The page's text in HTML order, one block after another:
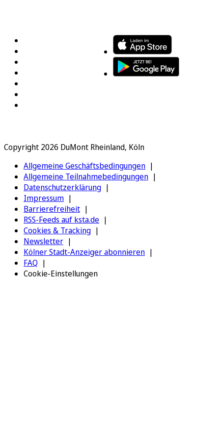
Copyright 2026 DuMont Rheinland, Köln
Allgemeine Geschäftsbedingungen
Allgemeine Teilnahmebedingungen
Datenschutzerklärung
Impressum
Barrierefreiheit
RSS-Feeds auf ksta.de
Cookies & Tracking
Newsletter
Kölner Stadt-Anzeiger abonnieren
FAQ
Cookie-Einstellungen